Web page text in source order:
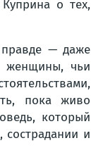
о тех,
— даже
женщины, чьи
пока живо
который
сострадании и